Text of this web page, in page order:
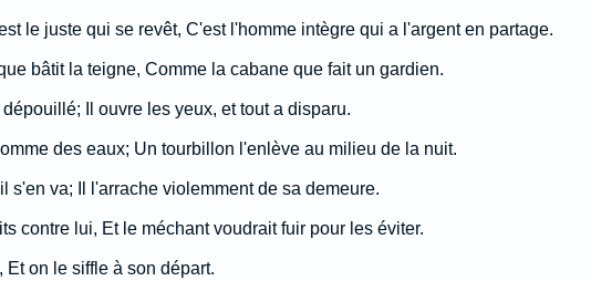
le juste qui se revêt, C'est l'homme intègre qui a l'argent en partage.
bâtit la teigne, Comme la cabane que fait un gardien.
dépouillé; Il ouvre les yeux, et tout a disparu.
des eaux; Un tourbillon l'enlève au milieu de la nuit.
s'en va; Il l'arrache violemment de sa demeure.
contre lui, Et le méchant voudrait fuir pour les éviter.
on le siffle à son départ.